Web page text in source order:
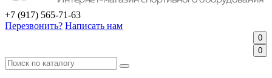
+7 (917) 565-71-63
Перезвонить? Написать нам
0
0